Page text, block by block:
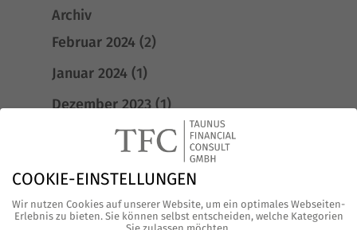
Archiv
Februar 2024(2)
Januar 2024(1)
Dezember 2023(1)
Oktober 2023(1)
Juli 2023
(1)
COOKIE-EINSTELLUNGEN
Wir nutzen Cookies auf unserer Website, um ein optimales Webseiten-
Erlebnis zu bieten. Sie können selbst entscheiden, welche Kategorien